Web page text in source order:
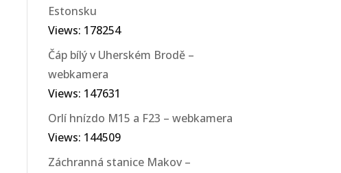
Estonsku
Views: 178254
Čáp bílý v Uherském Brodě –
webkamera
Views: 147631
Orlí hnízdo M15 a F23 – webkamera
Views: 144509
Záchranná stanice Makov –